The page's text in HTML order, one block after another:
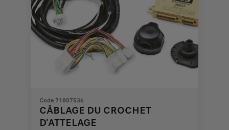
Code 71807536
CÂBLAGE DU CROCHET
D'ATTELAGE